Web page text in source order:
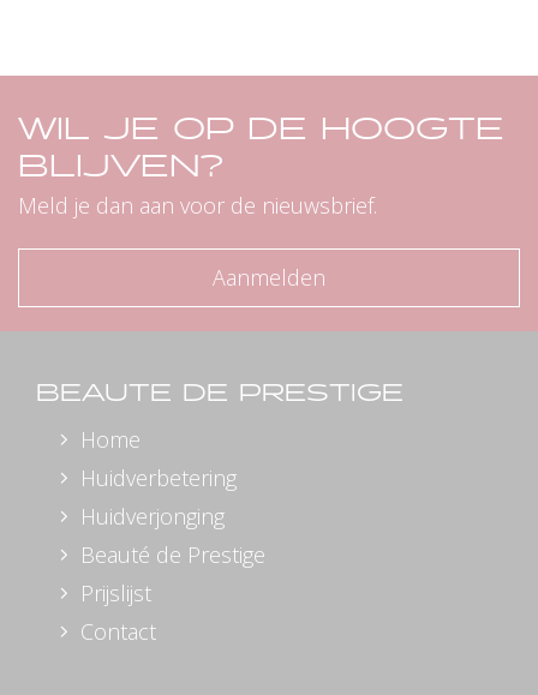
WIL JE OP DE HOOGTE
BLIJVEN?
Meld je dan aan voor de nieuwsbrief.
Aanmelden
BEAUTE DE PRESTIGE
Home
Huidverbetering
Huidverjonging
Beauté de Prestige
Prijslijst
Contact